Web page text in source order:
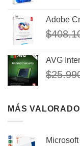
Adobe
$
AVG
$
MÁS